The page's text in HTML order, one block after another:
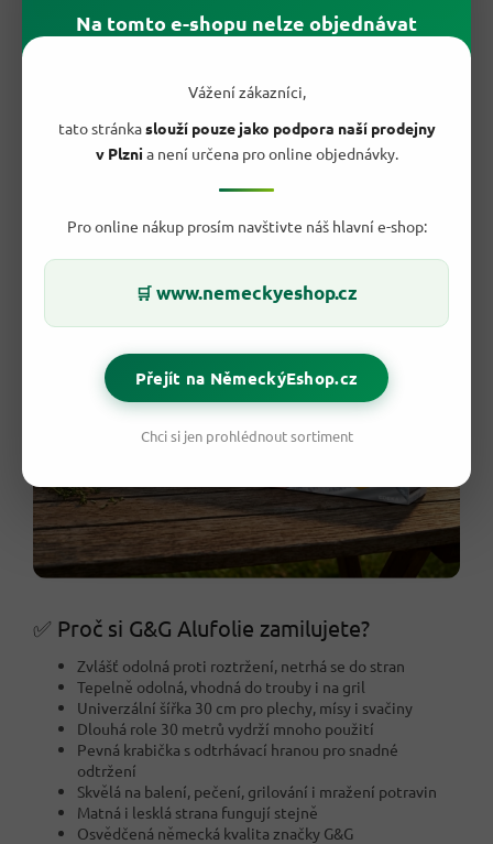
Na tomto e-shopu nelze objednávat
Vážení zákazníci,
tato stránkaslouží pouze jako podpora naší prodejny
v Plznia není určena pro online objednávky.
Pro online nákup prosím navštivte náš hlavní e-shop:
🛒 www.nemeckyeshop.cz
Přejít na NěmeckýEshop.cz
Chci si jen prohlédnout sortiment
Levné tenké fólie mají jeden společný problém —
nejméně vhodnou chvíli, lepí se na sebe a role dojde dřív, než
se nadějete. G&G hliníková fólie sází na
vyšší pevnost a
odolnost proti roztržení, takže s ní zabalíte i větší nebo
hranatější porce, aniž byste museli fólii zdvojovat. Získáváte
bez nervů — a to za cenu běžného alobalu ze supermarketu.
✅ Proč si G&G Alufolie zamilujete?
Zvlášť odolná proti roztržení, netrhá se do stran
Tepelně odolná, vhodná do trouby i na gril
Univerzální šířka 30 cm pro plechy, mísy i svačiny
Dlouhá role 30 metrů vydrží mnoho použití
Pevná krabička s odtrhávací hranou pro snadné
odtržení
Skvělá na balení, pečení, grilování i mražení potravin
Matná i lesklá strana fungují stejně
Osvědčená německá kvalita značky G&G